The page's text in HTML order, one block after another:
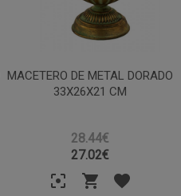
MACETERO DE METAL DORADO
33X26X21 CM
28.44€
27.02€